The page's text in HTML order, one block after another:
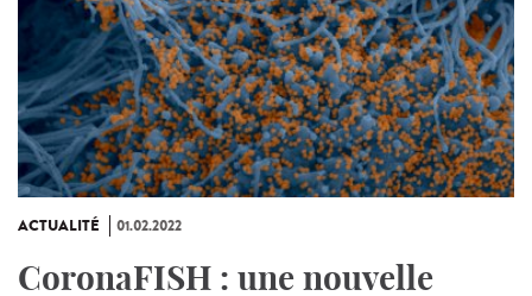
ACTUALITÉ 01.02.2022
CoronaFISH : une nouvelle